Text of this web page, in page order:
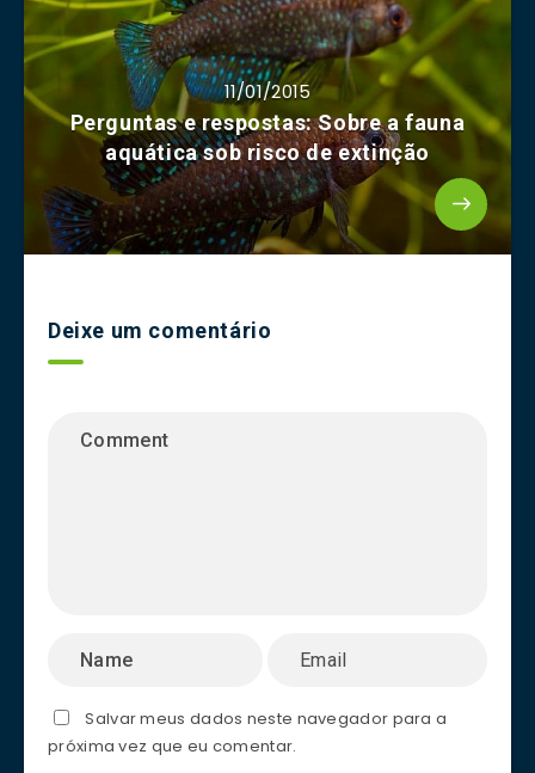
11/01/2015
Perguntas e respostas: Sobre a fauna
aquática sob risco de extinção
Deixe um comentário
Salvar meus dados neste navegador para a
próxima vez que eu comentar.